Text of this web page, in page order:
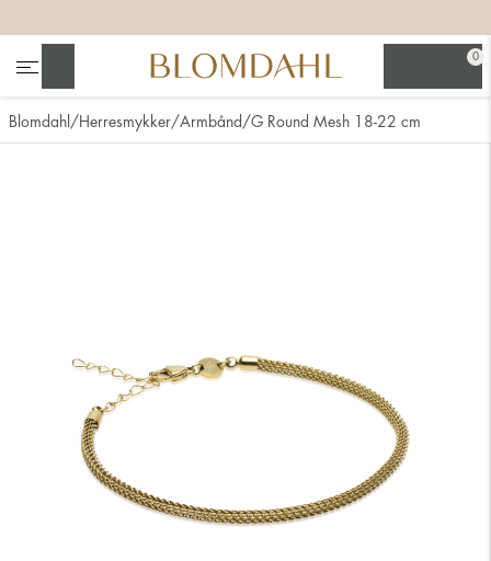
0
Blomdahl Herresmykker Armbånd G Round Mesh 18-22 cm